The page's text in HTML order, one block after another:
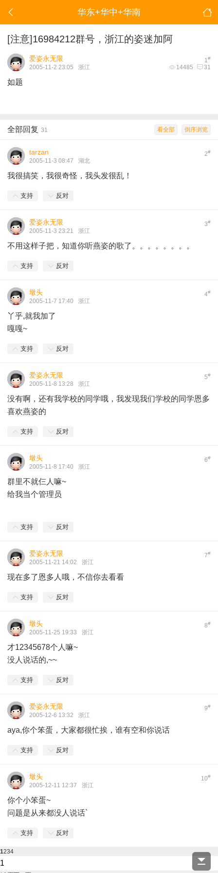
华东+华中+华南
[注意]16984212群号，浙江的姿迷加阿
1#
爱姿永无限
14485 31
2005-11-2 23:05 浙江
如题
倒序浏览
看全部
全部回复 31
2#
tarzan
2005-11-3 08:47 湖北
我很搞笑，我很奇怪，我头发很乱！
支持 反对
3#
爱姿永无限
2005-11-3 23:21 浙江
不用这样子把，知道你听燕姿的歌了。。。。。。。。
支持 反对
4#
墩头
2005-11-7 17:40 浙江
丫乎,就我加了
嘎嘎~
支持 反对
5#
爱姿永无限
2005-11-8 13:28 浙江
没有啊，还有我学校的同学哦，我发现我们学校的同学恩多
喜欢燕姿的
支持 反对
6#
墩头
2005-11-8 17:40 浙江
群里不就仨人嘛~
给我当个管理员
支持 反对
7#
爱姿永无限
2005-11-21 14:02 浙江
现在多了恩多人哦，不信你去看看
支持 反对
8#
墩头
2005-11-25 19:33 浙江
才12345678个人嘛~
没人说话的,~~
支持 反对
9#
爱姿永无限
2005-12-6 13:32 浙江
aya,你个笨蛋，大家都很忙挨，谁有空和你说话
支持 反对
10#
墩头
2005-12-11 12:37 浙江
你个小笨蛋~
问题是从来都没人说话`
支持 反对
1234